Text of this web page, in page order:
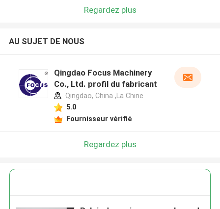
Nous vous rappellerons bientôt!
Regardez plus
AU SUJET DE NOUS
Qingdao Focus Machinery
Co., Ltd. profil du fabricant
Qingdao, China ,La Chine
5.0
Fournisseur vérifié
Regardez plus